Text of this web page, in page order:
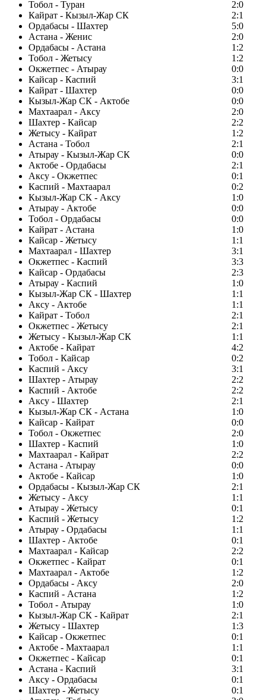
Тобол - Туран
2:0
Кайрат - Кызыл-Жар СК
2:1
Ордабасы - Шахтер
5:0
Астана - Женис
2:0
Ордабасы - Астана
1:2
Тобол - Жетысу
1:2
Окжетпес - Атырау
0:0
Кайсар - Каспий
3:1
Кайрат - Шахтер
0:0
Кызыл-Жар СК - Актобе
0:0
Махтаарал - Аксу
2:0
Шахтер - Кайсар
2:2
Жетысу - Кайрат
1:2
Астана - Тобол
2:1
Атырау - Кызыл-Жар СК
0:0
Актобе - Ордабасы
2:1
Аксу - Окжетпес
0:1
Каспий - Махтаарал
0:2
Кызыл-Жар СК - Аксу
1:0
Атырау - Актобе
0:0
Тобол - Ордабасы
0:0
Кайрат - Астана
1:0
Кайсар - Жетысу
1:1
Махтаарал - Шахтер
3:1
Окжетпес - Каспий
3:3
Кайсар - Ордабасы
2:3
Атырау - Каспий
1:0
Кызыл-Жар СК - Шахтер
1:1
Аксу - Актобе
1:1
Кайрат - Тобол
2:1
Окжетпес - Жетысу
2:1
Жетысу - Кызыл-Жар СК
1:1
Актобе - Кайрат
4:2
Тобол - Кайсар
0:2
Каспий - Аксу
3:1
Шахтер - Атырау
2:2
Каспий - Актобе
2:2
Аксу - Шахтер
2:1
Кызыл-Жар СК - Астана
1:0
Кайсар - Кайрат
0:0
Тобол - Окжетпес
2:0
Шахтер - Каспий
1:0
Махтаарал - Кайрат
2:2
Астана - Атырау
0:0
Актобе - Кайсар
1:0
Ордабасы - Кызыл-Жар СК
2:1
Жетысу - Аксу
1:1
Атырау - Жетысу
0:1
Каспий - Жетысу
1:2
Атырау - Ордабасы
1:1
Шахтер - Актобе
0:1
Махтаарал - Кайсар
2:2
Окжетпес - Кайрат
0:1
Махтаарал - Актобе
1:2
Ордабасы - Аксу
2:0
Каспий - Астана
1:2
Тобол - Атырау
1:0
Кызыл-Жар СК - Кайрат
2:1
Жетысу - Шахтер
1:3
Кайсар - Окжетпес
0:1
Актобе - Махтаарал
1:1
Окжетпес - Кайсар
0:1
Астана - Каспий
3:1
Аксу - Ордабасы
0:1
Шахтер - Жетысу
0:1